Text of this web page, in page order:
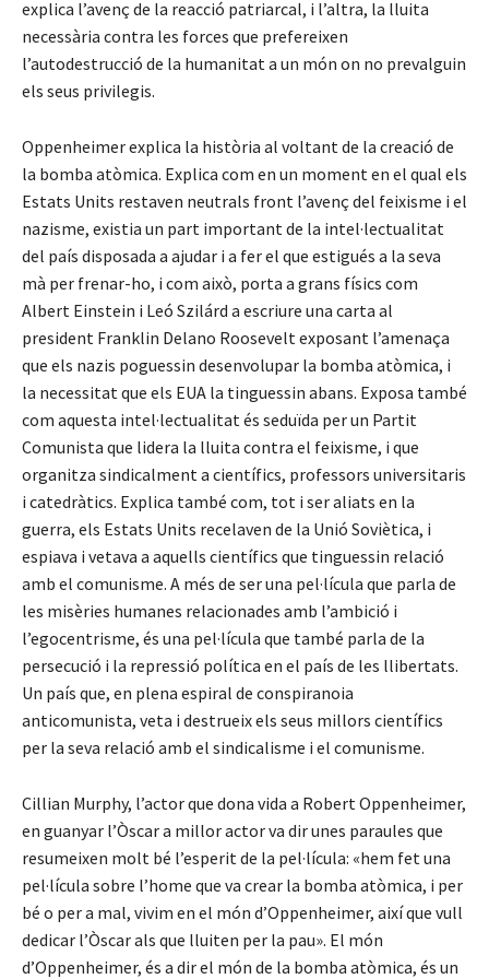
explica l’avenç de la reacció patriarcal, i l’altra, la lluita
necessària contra les forces que prefereixen
l’autodestrucció de la humanitat a un món on no prevalguin
els seus privilegis.
Oppenheimer explica la història al voltant de la creació de
la bomba atòmica. Explica com en un moment en el qual els
Estats Units restaven neutrals front l’avenç del feixisme i el
nazisme, existia un part important de la intel·lectualitat
del país disposada a ajudar i a fer el que estigués a la seva
mà per frenar-ho, i com això, porta a grans físics com
Albert Einstein i Leó Szilárd a escriure una carta al
president Franklin Delano Roosevelt exposant l’amenaça
que els nazis poguessin desenvolupar la bomba atòmica, i
la necessitat que els EUA la tinguessin abans. Exposa també
com aquesta intel·lectualitat és seduïda per un Partit
Comunista que lidera la lluita contra el feixisme, i que
organitza sindicalment a científics, professors universitaris
i catedràtics. Explica també com, tot i ser aliats en la
guerra, els Estats Units recelaven de la Unió Soviètica, i
espiava i vetava a aquells científics que tinguessin relació
amb el comunisme. A més de ser una pel·lícula que parla de
les misèries humanes relacionades amb l’ambició i
l’egocentrisme, és una pel·lícula que també parla de la
persecució i la repressió política en el país de les llibertats.
Un país que, en plena espiral de conspiranoia
anticomunista, veta i destrueix els seus millors científics
per la seva relació amb el sindicalisme i el comunisme.
Cillian Murphy, l’actor que dona vida a Robert Oppenheimer,
en guanyar l’Òscar a millor actor va dir unes paraules que
resumeixen molt bé l’esperit de la pel·lícula: «hem fet una
pel·lícula sobre l’home que va crear la bomba atòmica, i per
bé o per a mal, vivim en el món d’Oppenheimer, així que vull
dedicar l’Òscar als que lluiten per la pau». El món
d’Oppenheimer, és a dir el món de la bomba atòmica, és un